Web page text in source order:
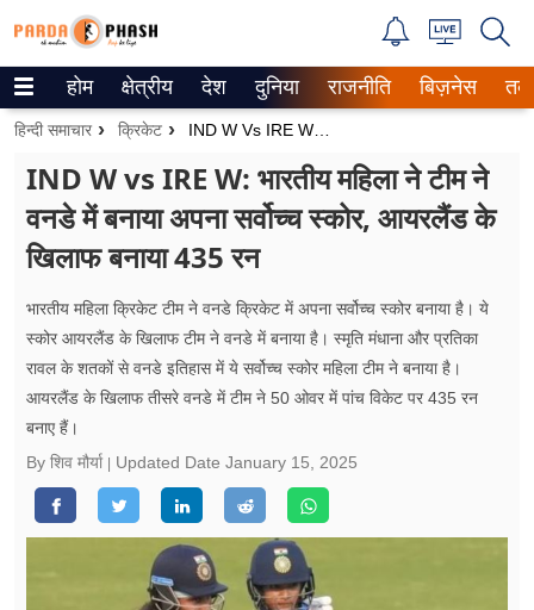
Trending on Google News
वेब स्टोरीज
उत्तर प्रदेश
गैलरी
वीडियो
रिलेशनशिप
जीवन मंत्रा
फूड
होम क्षेत्रीय देश दुनिया राजनीति बिज़नेस
हिन्दी समाचार क्रिकेट
IND W vs IRE W: भारतीय महिला ने टीम ने
वनडे में बनाया अपना सर्वोच्च स्कोर, आयरलैंड के
खिलाफ बनाया 435 रन
भारतीय महिला क्रिकेट टीम ने वनडे क्रिकेट में अपना सर्वोच्च स्कोर बनाया है। ये
स्कोर आयरलैंड के खिलाफ टीम ने वनडे में बनाया है। स्मृति मंधाना और प्रतिका
रावल के शतकों से वनडे इतिहास में ये सर्वोच्च स्कोर महिला टीम ने बनाया है।
आयरलैंड के खिलाफ तीसरे वनडे में टीम ने 50 ओवर में पांच विकेट पर 435 रन
बनाए हैं।
By शिव मौर्या
Updated Date January 15, 2025